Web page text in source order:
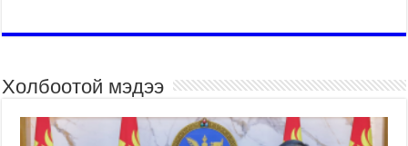
Холбоотой мэдээ